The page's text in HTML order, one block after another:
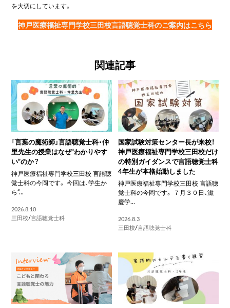
を大切にしています。
神戸医療福祉専門学校三田校言語聴覚士科のご案内はこちら
関連記事
「言葉の魔術師」言語聴覚士科・仲
里先生の授業はなぜ“わかりやす
い”のか？
神戸医療福祉専門学校三田校 言語聴
覚士科の今岡です。 今回は、学生か
ら“...
2026.8.10
三田校/言語聴覚士科
国家試験対策センター長が来校！
神戸医療福祉専門学校三田校だけ
の特別ガイダンスで言語聴覚士科
4年生が本格始動しました
神戸医療福祉専門学校三田校 言語聴
覚士科の今岡です。 ７月３０日、滋
慶学...
2026.8.3
三田校/言語聴覚士科